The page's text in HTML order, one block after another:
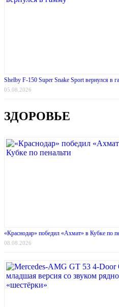
Shelby F-150 Super Snake Sport вернулся в
05.08.2026
ЗДОРОВЬЕ
«Краснодар» победил «Ахмат» в Кубке по
08.08.2026